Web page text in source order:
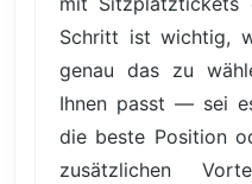
Schritt ist wichtig,
genau das zu
Ihnen passt — sei
die beste Position
zusätzlichen